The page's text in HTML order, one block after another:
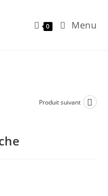
0 Menu
Produit suivant